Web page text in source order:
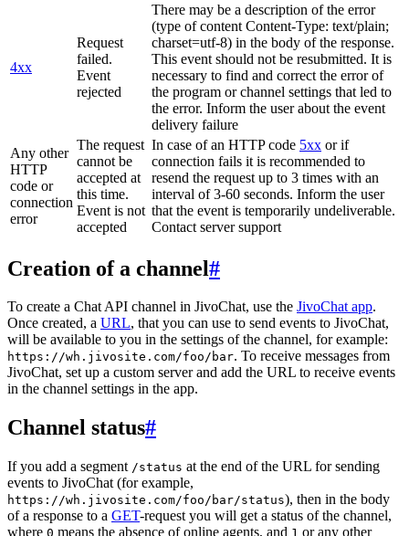
4xx
Request
failed.
Event
rejected
There may be a description of the error
(type of content Content-Type: text/plain;
charset=utf-8) in the body of the response.
This event should not be resubmitted. It is
necessary to find and correct the error of
the program or channel settings that led to
the error. Inform the user about the event
delivery failure
Any other
HTTP
code or
connection
error
The request
cannot be
accepted at
this time.
Event is not
accepted
In case of an HTTP code 5xx or if
connection fails it is recommended to
resend the request up to 3 times with an
interval of 3-60 seconds. Inform the user
that the event is temporarily undeliverable.
Contact server support
Creation of a channel#
To create a Chat API channel in JivoChat, use the JivoChat app.
Once created, a URL, that you can use to send events to JivoChat,
will be available to you in the settings of the channel, for example:
https://wh.jivosite.com/foo/bar. To receive messages from
JivoChat, set up a custom server and add the URL to receive events
in the channel settings in the app.
Channel status#
If you add a segment /status at the end of the URL for sending
events to JivoChat (for example,
https://wh.jivosite.com/foo/bar/status), then in the body
of a response to a GET-request you will get a status of the channel,
where 0 means the absence of online agents, and 1 or any other